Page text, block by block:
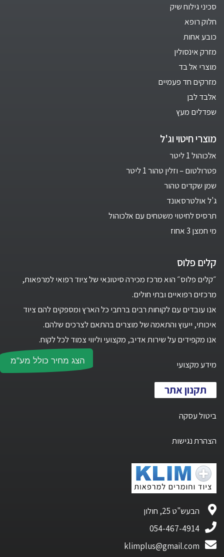
הצג מחיר כולל מע"מ
סכיני גילוח שיק
חלוק רופא
כובע אחות
מזרק אינסולין
מוצרי אל בד
מזרקים חד פעמיים
אלבד לבן
שפדלים מעץ
מוצרי חיטוי וג'ל
אלכוהול 1 ליטר
פטרולטום – וזלין טהור 1 ליטר
שמן שקדים טהור
ג'ל אולטרסאונד
תרסיס לחיטוי משטחים עם אלכוהול
מי חמצן 3 אחוז
קלים פלוס
״קלים פלוס״ הוא מרכז מכירה סיטונאי של ציוד רפואי למרפאות,
מרכזים רפואיים ובתי חולים.
אנו עובדים עם לקוחות רבים ברחבי כל הארץ ומספקים להם ציוד
איכותי, ייעוץ והתאמה של מוצרים בהתאם לצרכים שלהם.
אנו מקפידים על שירות אדיב, מקצועי וליווי צמוד לכל לקוח.
מידע מקצועי
תקנון אתר
ביטול עסקה
הצהרת נגישות
הבעש"ט 25, חולון
054-467-4914
klimplus@gmail.com